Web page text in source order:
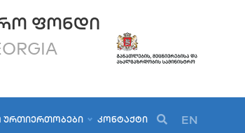
ᲤᲝᲜᲓᲘ
ᲣᲠᲗᲘᲔᲠᲗᲝᲑᲔᲑᲘ ᲙᲝᲜᲢᲐᲥᲢᲘ EN